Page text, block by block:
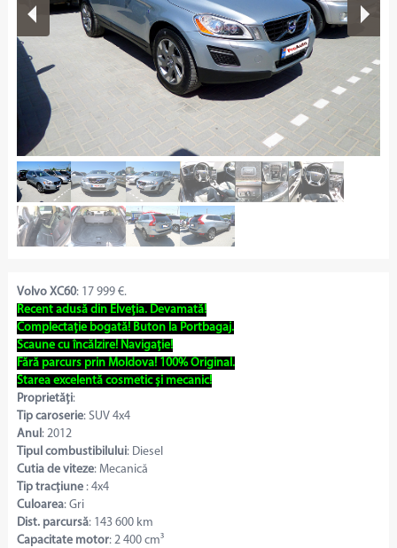
Volvo XC60: 17 999 €.
Recent adusă din Elveția. Devamată!
Complectație bogată! Buton la Portbagaj.
Scaune cu încălzire! Navigație!
Fără parcurs prin Moldova! 100% Original.
Starea excelentă cosmetic și mecanic!
Proprietăți:
Tip caroserie: SUV 4x4
Anul: 2012
Tipul combustibilului: Diesel
Cutia de viteze: Mecanică
Tip tracțiune: 4x4
Culoarea: Gri
Dist. parcursă: 143 600 km
Capacitate motor: 2 400 cm³